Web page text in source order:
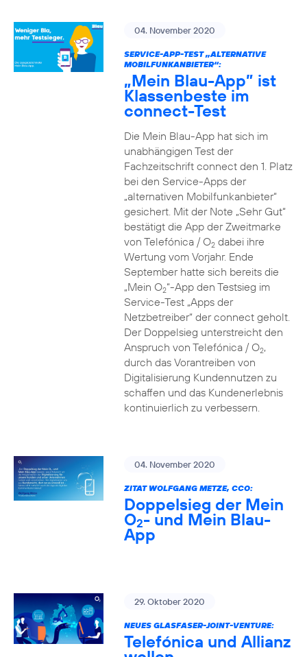
04. November 2020
SERVICE-APP-TEST „ALTERNATIVE
MOBILFUNKANBIETER“:
„Mein Blau-App” ist
Klassenbeste im
connect-Test
Die Mein Blau-App hat sich im
unabhängigen Test der
Fachzeitschrift connect den 1. Platz
bei den Service-Apps der
„alternativen Mobilfunkanbieter“
gesichert. Mit der Note „Sehr Gut“
bestätigt die App der Zweitmarke
von Telefónica / O2dabei ihre
Wertung vom Vorjahr. Ende
September hatte sich bereits die
„Mein O2“-App den Testsieg im
Service-Test „Apps der
Netzbetreiber“ der connect geholt.
Der Doppelsieg unterstreicht den
Anspruch von Telefónica / O2,
durch das Vorantreiben von
Digitalisierung Kundennutzen zu
schaffen und das Kundenerlebnis
kontinuierlich zu verbessern.
04. November 2020
ZITAT WOLFGANG METZE, CCO:
Doppelsieg der Mein
O2- und Mein Blau-
App
29. Oktober 2020
NEUES GLASFASER-JOINT-VENTURE:
Telefónica und Allianz